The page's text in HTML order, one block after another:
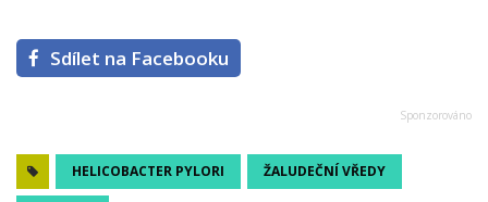
Sdílet na Facebooku
HELICOBACTER PYLORI ŽALUDEČNÍ VŘEDY